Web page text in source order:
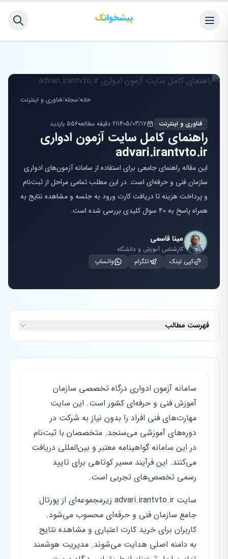
خانه/مجله/فناوری و اینترنت
فناوری و اینترنت 1405/03/1721 دقیقه مطالعه 556 بازدید
راهنمای کامل سایت آزمون ادواری
advari.irantvto.ir
این مقاله راهنمای جامعی برای استفاده از سامانه آزمون‌های ادواری
سازمان فنی و حرفه‌ای است. در این مطلب تمامی مراحل از ثبت‌نام
و پرداخت هزینه تا دریافت کارت ورود به جلسه و مشاهده نتایج به
همراه پاسخ به ۴۰ سوال کلیدی بررسی شده است.
مینا قاسمی
کارشناس آموزش و دانشگاه
کپی لینک
تلگرام واتساپ
فهرست مطالب
سامانه آزمون ادواری درگاه تخصصی سازمان
آموزش فنی و حرفه‌ای کشور است. این سایت
مهارت‌های فنی افراد را بدون نیاز به شرکت در
دوره‌های آموزشی می‌سنجد. متخصصان با ثبت‌نام
در این سامانه گواهینامه معتبر و بین‌المللی دریافت
می‌کنند. این فرآیند مسیر کوتاهی برای تایید
رسمی تخصص‌های تجربی است.
سایت advari.irantvto.ir زیرمجموعه‌ای از پورتال
جامع سازمان فنی و حرفه‌ای محسوب می‌شود.
کاربران برای خرید کارت اعتباری و مشاهده نتایج
به دامنه اصلی هدایت می‌شوند. مدیریت هوشمند